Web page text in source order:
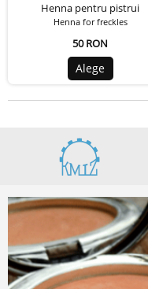
Henna pentru pistrui
Henna for freckles
50 RON
Alege